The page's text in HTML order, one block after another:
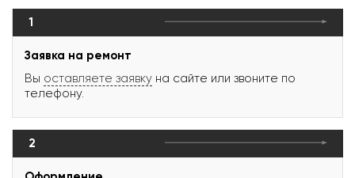
1
Заявка на ремонт
Вы оставляете заявку на сайте или звоните по
телефону.
2